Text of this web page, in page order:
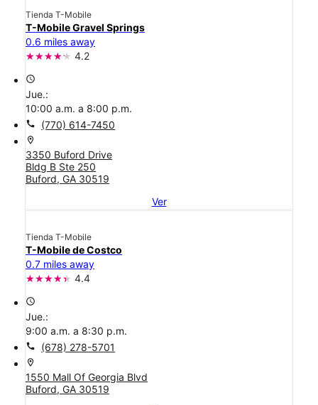
Tienda T-Mobile
T-Mobile Gravel Springs
0.6 miles away
4.2
access_time
Jue.:
10:00 a.m. a 8:00 p.m.
call (770) 614-7450
location_on
3350 Buford Drive
Bldg B Ste 250
Buford, GA 30519
Ver
Tienda T-Mobile
T-Mobile de Costco
0.7 miles away
4.4
access_time
Jue.:
9:00 a.m. a 8:30 p.m.
call (678) 278-5701
location_on
1550 Mall Of Georgia Blvd
Buford, GA 30519